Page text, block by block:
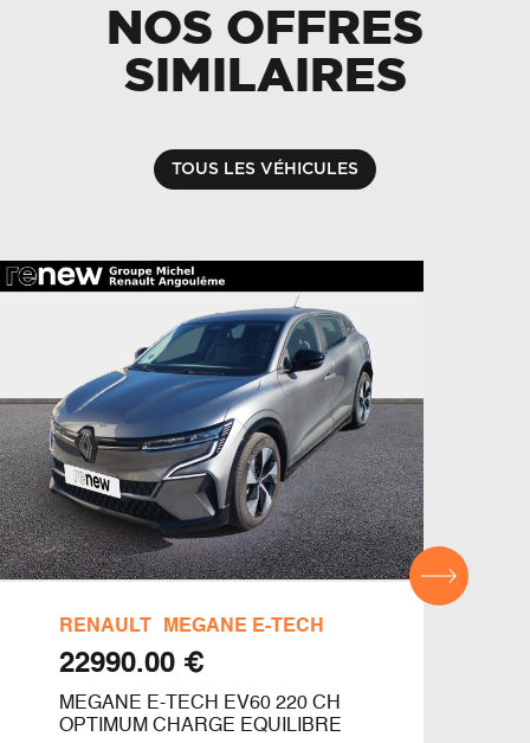
RENAULT MEGANE E-TECH
€ 22990.00
MEGANE E-TECH EV60 220 CH
OPTIMUM CHARGE EQUILIBRE
NOS OFFRES
SIMILAIRES
TOUS LES VÉHICULES